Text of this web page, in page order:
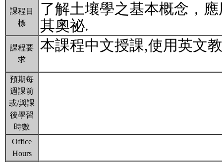
課程目
標
了解土壤學之基本概念，
其奧祕.
課程要
求
本課程中文授課,使用英文
預期每
週課前
或/與課
後學習
時數
Office
Hours